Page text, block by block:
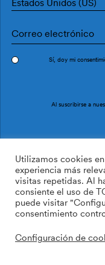
169.00 $ /roll Cant:
Estados Unidos (US)
Sí, doy mi
Al suscribirse a
Utilizamos cookies
experiencia más
visitas repetidas. Al
consiente el uso de
puede visitar
consentimiento
Configuración de